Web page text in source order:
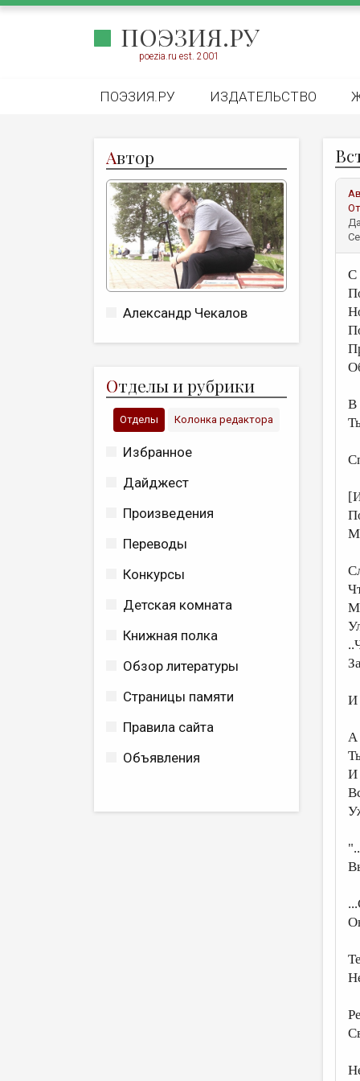
ПОЭЗИЯ.РУ
poezia.ru est. 2001
ПОЭЗИЯ.РУ ИЗДАТЕЛЬСТВО
Автор
Александр Чекалов
Отделы и рубрики
Отделы Колонка редактора
Избранное
Дайджест
Произведения
Переводы
Конкурсы
Детская комната
Книжная полка
Обзор литературы
Страницы памяти
Правила сайта
Объявления
С
В
И
А
И